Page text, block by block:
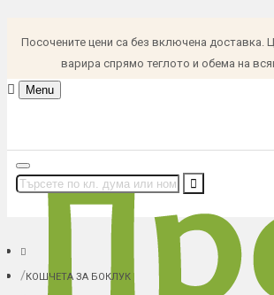
Посочените цени са без включена доставка.
варира спрямо теглото и обема на
Menu
КОШЧЕТА ЗА БОКЛУК